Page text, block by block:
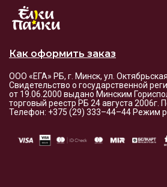
Условия оплаты и доставки
Как оформить заказ
ООО «ЕГА» РБ, г. Минск, ул.
Свидетельство о государственной
от 19.06.2000 выдано Минским
торговый реестр РБ 24 августа 2006г.
Телефон: +375 (29) 333–44–44 Режим